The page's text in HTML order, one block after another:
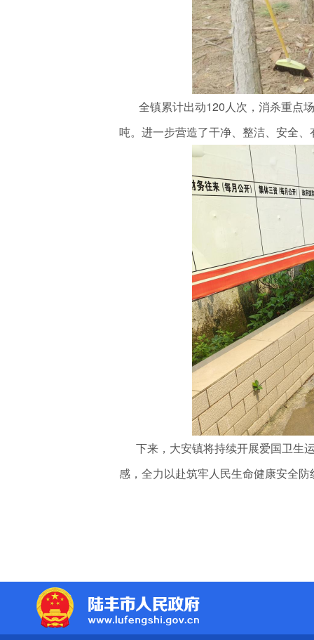
全镇累计出动120人次，消杀重点
吨。进一步营造了干净、整洁、安全
下来，大安镇将持续开展爱国卫生运
感，全力以赴筑牢人民生命健康安全防